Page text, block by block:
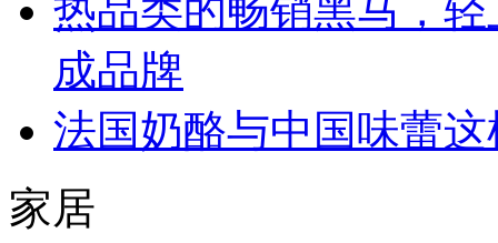
热品类的畅销黑马，
成品牌
法国奶酪与中国味蕾
家居